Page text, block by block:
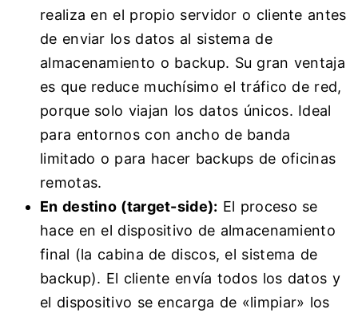
realiza en el propio servidor o cliente antes
de enviar los datos al sistema de
almacenamiento o backup. Su gran ventaja
es que reduce muchísimo el tráfico de red,
porque solo viajan los datos únicos. Ideal
para entornos con ancho de banda
limitado o para hacer backups de oficinas
remotas.
En destino (target-side): El proceso se
hace en el dispositivo de almacenamiento
final (la cabina de discos, el sistema de
backup). El cliente envía todos los datos y
el dispositivo se encarga de «limpiar» los